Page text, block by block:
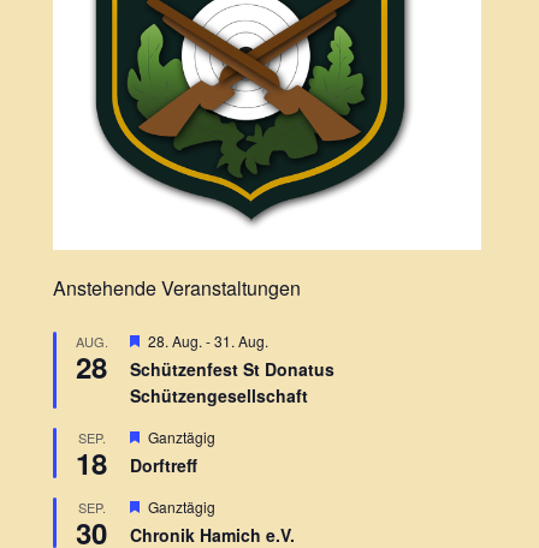
Anstehende Veranstaltungen
AUG.
28
H
e
r
v
r
e
o
b
28. Aug. -31. Aug.
Schützenfest St Donatus
Schützengesellschaft
SEP.
18
H
r
o
r
Ganztägig
Dorftreff
SEP.
30
H
Ganztägig
Chronik Hamich e.V.